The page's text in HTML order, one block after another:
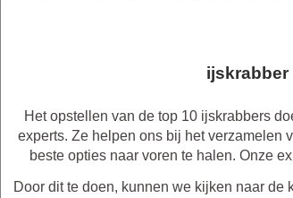
Het opstellen van de top 10 ijskrabbers
experts. Ze helpen ons bij het verzamelen
beste opties naar voren te halen. Onze
Door dit te doen, kunnen we kijken naar